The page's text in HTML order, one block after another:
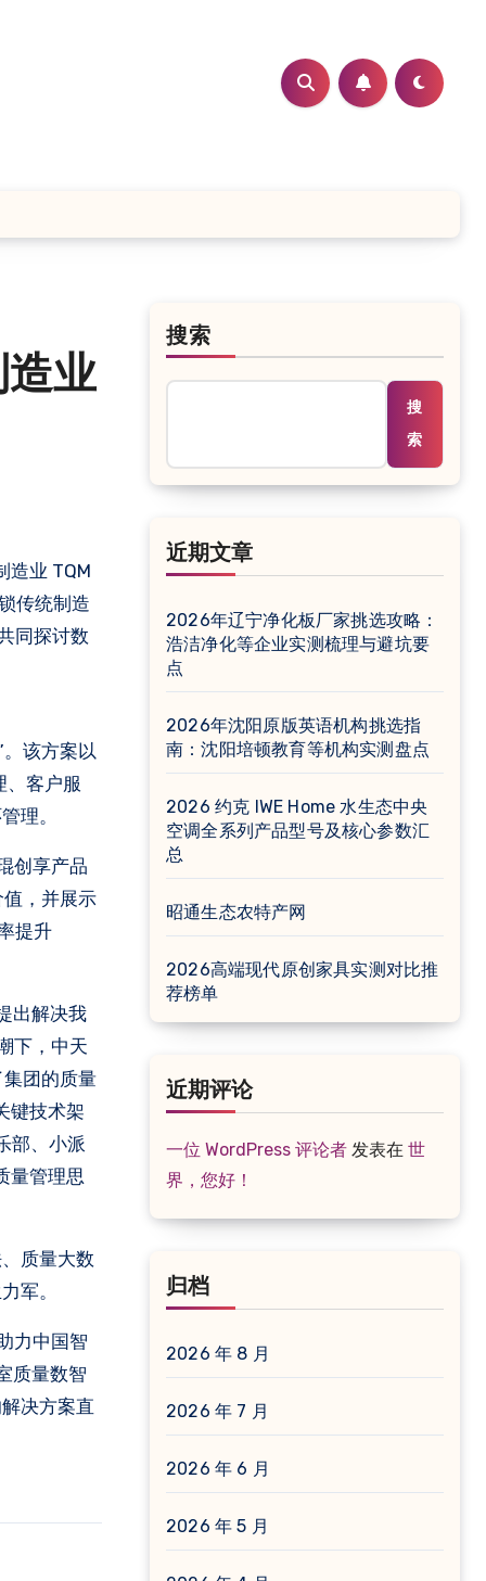
业
传统制造
同探讨数
该方案以
、客户服
理。
创享产品
，并展示
提升
出解决我
下，中天
团的质量
键技术架
部、小派
量管理思
质量大数
军。
力中国智
质量数智
决方案直
搜索
搜
索
近期文章
2026年辽宁净化板厂家挑选攻略：
浩洁净化等企业实测梳理与避坑要
点
2026年沈阳原版英语机构挑选指
南：沈阳培顿教育等机构实测盘点
2026 约克 IWE Home 水生态中央
空调全系列产品型号及核心参数汇
总
昭通生态农特产网
2026高端现代原创家具实测对比推
荐榜单
近期评论
一位 WordPress 评论者 发表在 世
界，您好！
归档
2026 年 8 月
2026 年 7 月
2026 年 6 月
2026 年 5 月